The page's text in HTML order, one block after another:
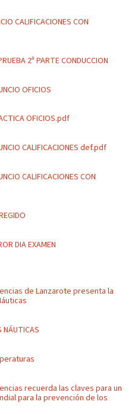
CALIFICACIONES CON
2ª PARTE CONDUCCION
OFICIOS
OFICIOS.pdf
CALIFICACIONES def.pdf
CALIFICACIONES CON
DIA EXAMEN
de Lanzarote presenta la
NÁUTICAS
recuerda las claves para un
para la prevención de los